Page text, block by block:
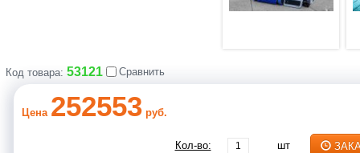
Код товара: 53121 Сравнить
Цена 252553 руб.
Кол-во: шт